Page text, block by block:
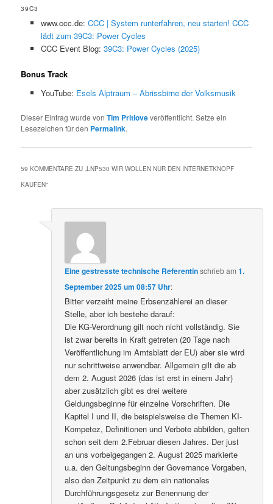
39C3
www.ccc.de: CCC | System runterfahren, neu starten! CCC
lädt zum 39C3: Power Cycles
CCC Event Blog: 39C3: Power Cycles (2025)
Bonus Track
YouTube: Esels Alptraum – Abrissbirne der Volksmusik
Dieser Eintrag wurde vonTim Pritloveveröffentlicht. Setze ein
Lesezeichen für den Permalink.
59 KOMMENTARE ZU „LNP530 WIR WOLLEN NUR DEN INTERNETKNOPF
KAUFEN“
Eine gestresste technische Referentinschriebam1.
September 2025 um 08:57 Uhr:
Bitter verzeiht meine Erbsenzählerei an dieser
Stelle, aber ich bestehe darauf:
Die KG-Verordnung gilt noch nicht vollständig. Sie
ist zwar bereits in Kraft getreten (20 Tage nach
Veröffentlichung im Amtsblatt der EU) aber sie wird
nur schrittweise anwendbar. Allgemein gilt die ab
dem 2. August 2026 (das ist erst in einem Jahr)
aber zusätzlich gibt es drei weitere
Geldungsbeginne für einzelne Vorschriften. Die
Kapitel I und II, die beispielsweise die Themen KI-
Kompetez, Definitionen und Verbote abbilden, gelten
schon seit dem 2.Februar diesen Jahres. Der just
an uns vorbeigegangen 2. August 2025 markierte
u.a. den Geltungsbeginn der Governance Vorgaben,
also den Zeitpunkt zu dem ein nationales
Durchführungsgesetz zur Benennung der